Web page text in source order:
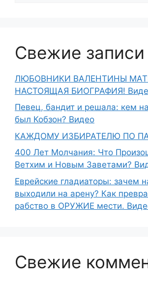
Свежие записи
ЛЮБОВНИКИ ВАЛЕНТИНЫ
НАСТОЯЩАЯ БИОГРАФИЯ!
Певец, бандит и решала: кем
был Кобзон? Видео
КАЖДОМУ ИЗБИРАТЕЛЮ ПО
400 Лет Молчания: Что
Ветхим и Новым Заветами?
Еврейские гладиаторы: зачем
выходили на арену? Как
рабство в ОРУЖИЕ мести.
Свежие